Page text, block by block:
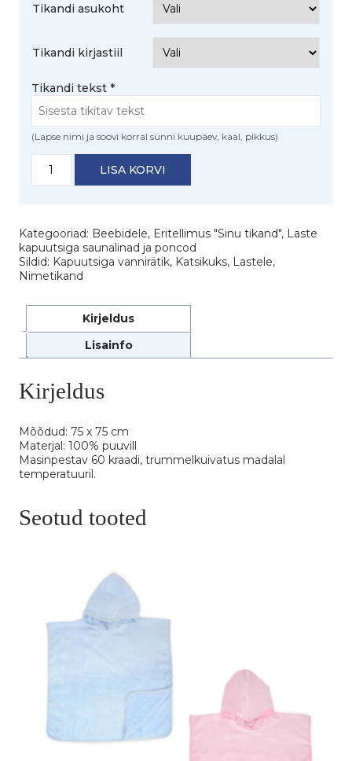
Tikandi asukoht
Tikandi kirjastiil
Tikandi tekst *
(Lapse nimi ja soovi korral sünni kuupäev, kaal, pikkus)
vannirätik
LISA KORVI
Kategooriad: Beebidele, Eritellimus "Sinu tikand", Laste
kapuutsiga saunalinad ja poncod
Sildid: Kapuutsiga vannirätik, Katsikuks, Lastele,
Nimetikand
Kirjeldus
Lisainfo
Kirjeldus
Mõõdud: 75 x 75 cm
Materjal: 100% puuvill
Masinpestav 60 kraadi, trummelkuivatus madalal
temperatuuril.
Seotud tooted